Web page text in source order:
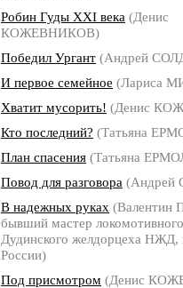
Робин Гуды ХХI века (Денис
КОЖЕВНИКОВ)
Победил Ургант (Андрей
И первое семейное (Лариса
Хватит мусорить! (Денис
Кто последний? (Татьяна
План спасения (Татьяна
Повод для разговора
В надежных руках
бывший мастер
Дудинского желдорцеха НЖД,
России)
Под присмотром (Денис